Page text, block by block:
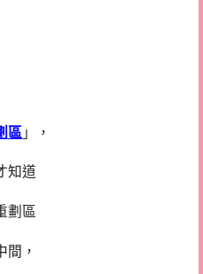
區 」，
知道
劃區
間，